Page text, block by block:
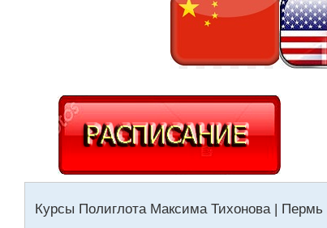
Курсы Полиглота Максима Тихонова | Пермь